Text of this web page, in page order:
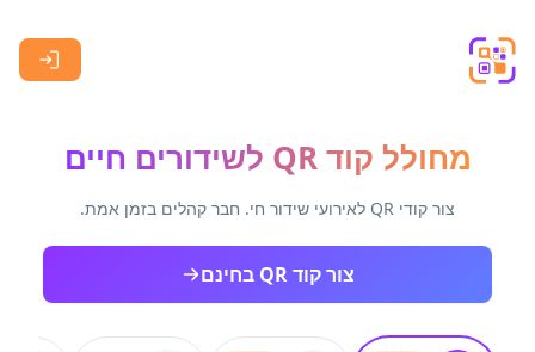
מחולל קוד QR לשידורים חיים
צור קודי QR לאירועי שידור חי. חבר קהלים בזמן אמת.
צור קוד QR בחינם